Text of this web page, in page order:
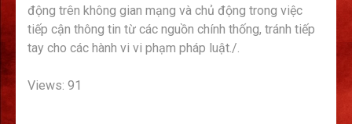
động trên không gian mạng và chủ động trong việc
tiếp cận thông tin từ các nguồn chính thống, tránh tiếp
tay cho các hành vi vi phạm pháp luật./.
Views: 91